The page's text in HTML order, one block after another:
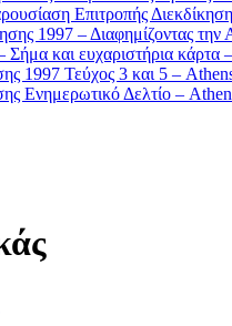
Επιτροπής
1997 – Διαφημίζοντας
και ευχαριστήρια
1997 Τεύχος 3 και 5 –
Ενημερωτικό Δελτίο –